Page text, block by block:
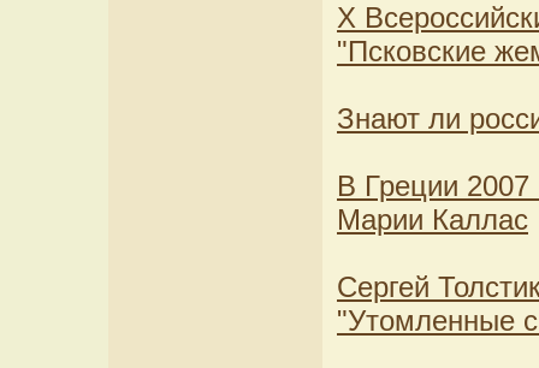
X
"Псковские
Знают ли
В Греции 2007
Марии Каллас
Сергей
"Утомленные